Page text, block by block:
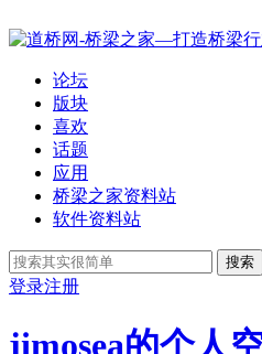
论坛
版块
喜欢
话题
应用
桥梁之家资料站
软件资料站
搜索
登录注册
jimosea的个人